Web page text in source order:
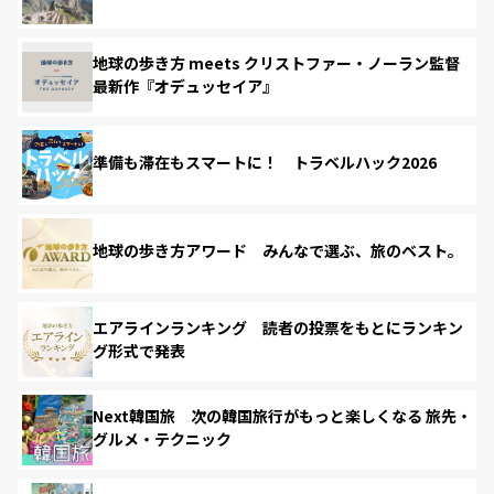
地球の歩き方 meets クリストファー・ノーラン監督
最新作『オデュッセイア』
準備も滞在もスマートに！ トラベルハック2026
地球の歩き方アワード みんなで選ぶ、旅のベスト。
エアラインランキング 読者の投票をもとにランキン
グ形式で発表
Next韓国旅 次の韓国旅行がもっと楽しくなる 旅先・
グルメ・テクニック